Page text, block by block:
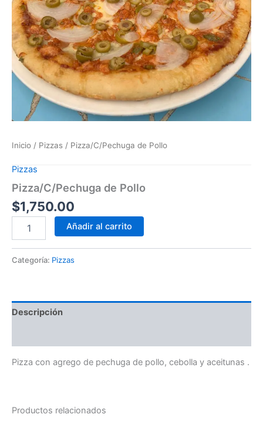
Inicio / Pizzas / Pizza/C/Pechuga de Pollo
Pizzas
Pizza/C/Pechuga de Pollo
$1,750.00
Añadir al carrito
Categoría: Pizzas
Descripción
Pizza con agrego de pechuga de pollo, cebolla y aceitunas .
Productos relacionados